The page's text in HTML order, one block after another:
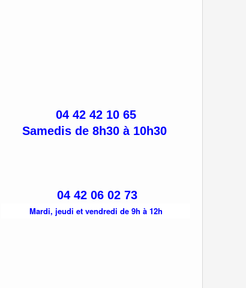
04 42 42 10 65
Samedis de 8h30 à 10h30
04 42 06 02 73
Mardi, jeudi et vendredi de 9h à 12h